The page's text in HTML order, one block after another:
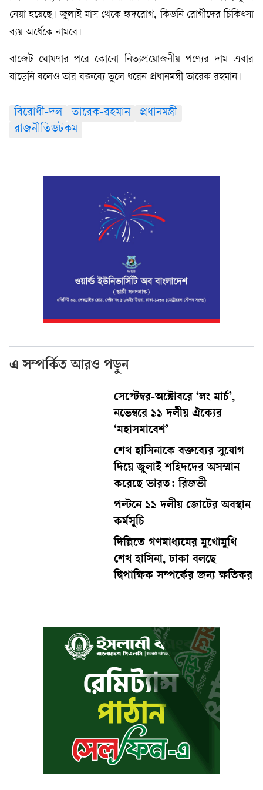
নেয়া হয়েছে। জুলাই মাস থেকে হৃদরোগ, কিডনি রোগীদের চিকিৎসা
ব্যয় অর্ধেকে নামবে।
বাজেট ঘোষণার পরে কোনো নিত্যপ্রয়োজনীয় পণ্যের দাম এবার
বাড়েনি বলেও তার বক্তব্যে তুলে ধরেন প্রধানমন্ত্রী তারেক রহমান।
বিরোধী-দল তারেক-রহমান
প্রধানমন্ত্রী
রাজনীতিডটকম
এ সম্পর্কিত আরও পড়ুন
সেপ্টেম্বর-অক্টোবরে ‘লং মার্চ’,
নভেম্বরে ১১ দলীয় ঐক্যের
‘মহাসমাবেশ’
শেখ হাসিনাকে বক্তব্যের সুযোগ
দিয়ে জুলাই শহিদদের অসম্মান
করেছে ভারত: রিজভী
পল্টনে ১১ দলীয় জোটের অবস্থান
কর্মসূচি
দিল্লিতে গণমাধ্যমের মুখোমুখি
শেখ হাসিনা, ঢাকা বলছে
দ্বিপাক্ষিক সম্পর্কের জন্য ক্ষতিকর